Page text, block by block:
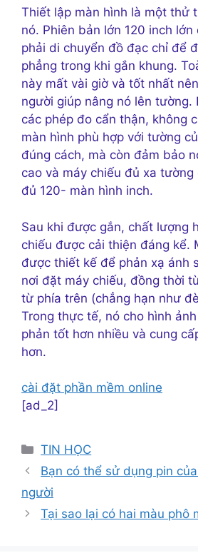
Thiết lập màn hình là một thử
nó. Phiên bản lớn 120 inch
phải di chuyển đồ đạc chỉ để
phẳng trong khi gắn khung.
này mất vài giờ và tốt nhất
người giúp nâng nó lên tường.
các phép đo cẩn thận, không
màn hình phù hợp với tường
đúng cách, mà còn đảm bảo
cao và máy chiếu đủ xa
đủ 120- màn hình inch.
Sau khi được gắn, chất lượng
chiếu được cải thiện đáng kể.
được thiết kế để phản xạ ánh
nơi đặt máy chiếu, đồng thời
từ phía trên (chẳng hạn như
Trong thực tế, nó cho hình
phản tốt hơn nhiều và cung
hơn.
cài đặt phần mềm online
[ad_2]
Danh
mục
TIN HỌC
Bạn có thể sử dụng pin
người
Tại sao lại có hai màu phô